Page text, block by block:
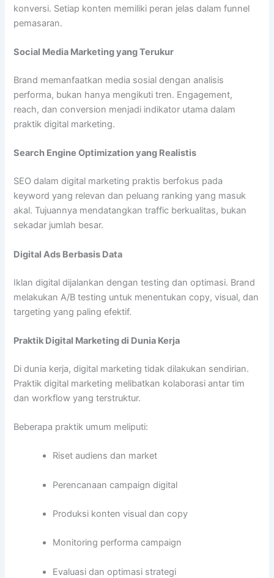
konversi. Setiap konten memiliki peran jelas dalam funnel
pemasaran.
Social Media Marketing yang Terukur
Brand memanfaatkan media sosial dengan analisis
performa, bukan hanya mengikuti tren. Engagement,
reach, dan conversion menjadi indikator utama dalam
praktik digital marketing.
Search Engine Optimization yang Realistis
SEO dalam digital marketing praktis berfokus pada
keyword yang relevan dan peluang ranking yang masuk
akal. Tujuannya mendatangkan traffic berkualitas, bukan
sekadar jumlah besar.
Digital Ads Berbasis Data
Iklan digital dijalankan dengan testing dan optimasi. Brand
melakukan A/B testing untuk menentukan copy, visual, dan
targeting yang paling efektif.
Praktik Digital Marketing di Dunia Kerja
Di dunia kerja, digital marketing tidak dilakukan sendirian.
Praktik digital marketing melibatkan kolaborasi antar tim
dan workflow yang terstruktur.
Beberapa praktik umum meliputi:
Riset audiens dan market
Perencanaan campaign digital
Produksi konten visual dan copy
Monitoring performa campaign
Evaluasi dan optimasi strategi